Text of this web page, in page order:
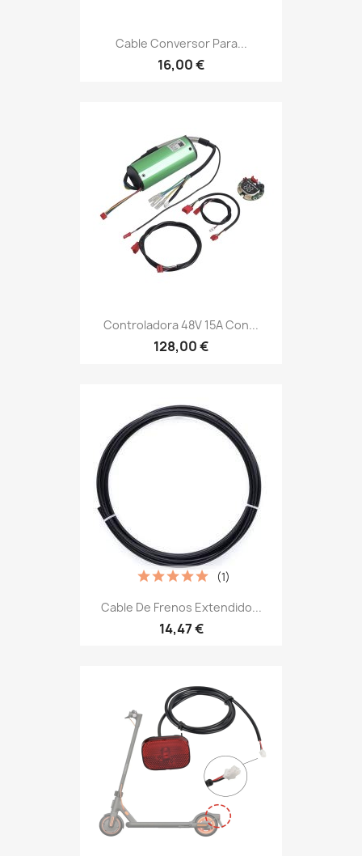
Cable Conversor Para...
16,00 €
Controladora 48V 15A Con...
128,00 €
Cable De Frenos Extendido...
14,47 €
(1)